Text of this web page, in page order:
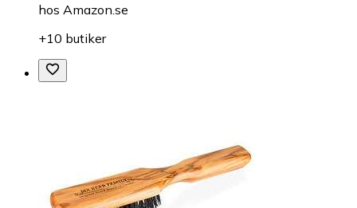
hos Amazon.se
+10 butiker